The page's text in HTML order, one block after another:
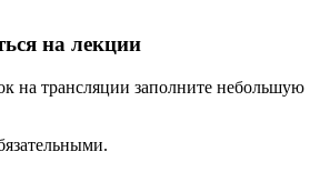
на лекции
на трансляции заполните небольшую